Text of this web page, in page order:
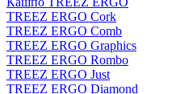
TREEZ ERGO Cork
TREEZ ERGO Comb
TREEZ ERGO Graphics
TREEZ ERGO Rombo
TREEZ ERGO Just
TREEZ ERGO Diamond